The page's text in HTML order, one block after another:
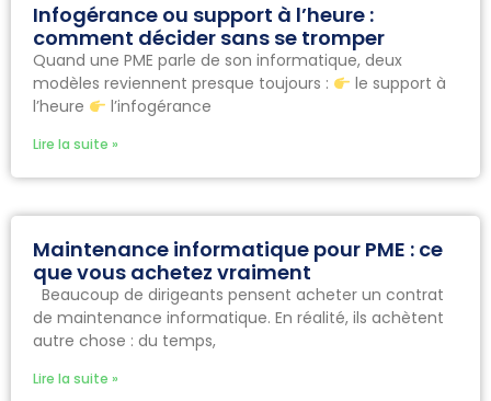
Infogérance ou support à l’heure :
comment décider sans se tromper
Quand une PME parle de son informatique, deux
modèles reviennent presque toujours :
le support à
l’heure
l’infogérance
Lire la suite »
Maintenance informatique pour PME : ce
que vous achetez vraiment
Beaucoup de dirigeants pensent acheter un contrat
de maintenance informatique. En réalité, ils achètent
autre chose : du temps,
Lire la suite »